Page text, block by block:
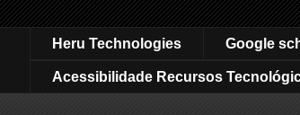
Heru Technologies Google
Acessibilidade Recursos